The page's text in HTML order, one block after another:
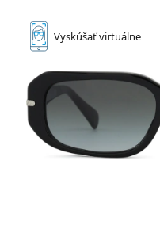
Vyskúšaťvirtuálne